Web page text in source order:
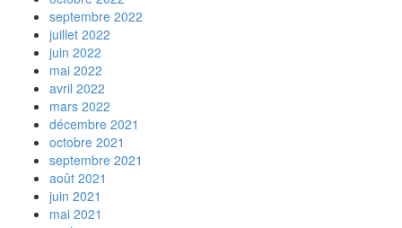
septembre 2022
juillet 2022
juin 2022
mai 2022
avril 2022
mars 2022
décembre 2021
octobre 2021
septembre 2021
août 2021
juin 2021
mai 2021